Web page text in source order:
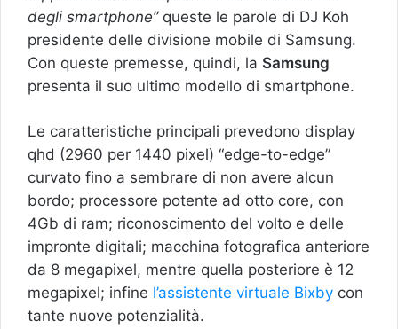
degli smartphone”queste le parole di DJ Koh
presidente delle divisione mobile di Samsung.
Con queste premesse, quindi, la Samsung
presenta il suo ultimo modello di smartphone.
Le caratteristiche principali prevedono display
qhd (2960 per 1440 pixel) “edge-to-edge”
curvato fino a sembrare di non avere alcun
bordo; processore potente ad otto core, con
4Gb di ram; riconoscimento del volto e delle
impronte digitali; macchina fotografica anteriore
da 8 megapixel, mentre quella posteriore è 12
megapixel; infine l’assistente virtuale Bixby con
tante nuove potenzialità.